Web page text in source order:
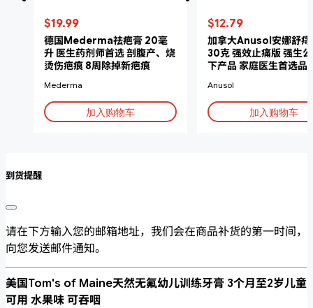
$19.99
德国Mederma祛疤膏 20毫
升 医生药剂师首选 剖腹产、烧
烫伤疤痕 8周除掉新疤痕
Mederma
加入购物车
$12.79
加拿大Anusol安娜舒痔
30克 强效止痛版 强生
下产品 家庭医生首选品
Anusol
加入购物车
到货提醒
请在下方输入您的邮箱地址，我们会在商品补货的第一时间，
向您发送邮件通知。
美国Tom's of Maine天然无氟幼儿训练牙膏 3个月至2岁儿童
可用 水果味 可吞咽